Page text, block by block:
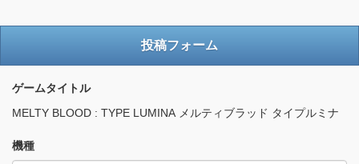
投稿フォーム
ゲームタイトル
MELTY BLOOD : TYPE LUMINA メルティブラッド タイプルミナ
機種